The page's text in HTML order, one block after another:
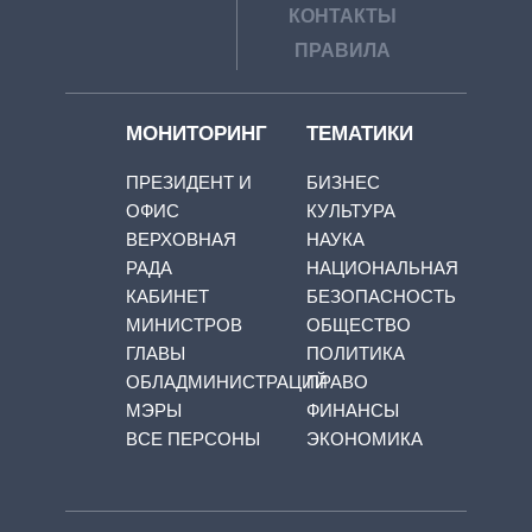
КОНТАКТЫ
ПРАВИЛА
МОНИТОРИНГ
ПРЕЗИДЕНТ И
ОФИС
ВЕРХОВНАЯ
РАДА
КАБИНЕТ
МИНИСТРОВ
ГЛАВЫ
ОБЛАДМИНИСТРАЦИЙ
МЭРЫ
ВСЕ ПЕРСОНЫ
ТЕМАТИКИ
БИЗНЕС
КУЛЬТУРА
НАУКА
НАЦИОНАЛЬНАЯ
БЕЗОПАСНОСТЬ
ОБЩЕСТВО
ПОЛИТИКА
ПРАВО
ФИНАНСЫ
ЭКОНОМИКА